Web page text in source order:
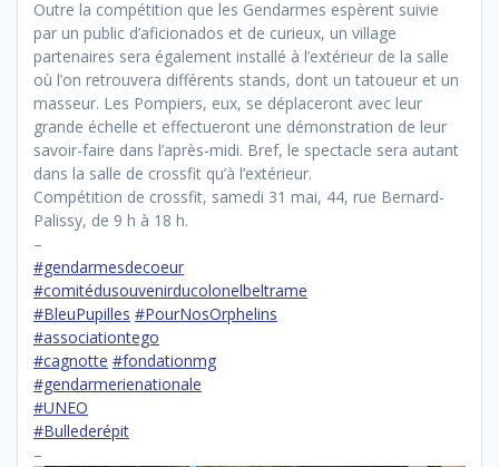
Outre la compétition que les Gendarmes espèrent suivie
par un public d’aficionados et de curieux, un village
partenaires sera également installé à l’extérieur de la salle
où l’on retrouvera différents stands, dont un tatoueur et un
masseur. Les Pompiers, eux, se déplaceront avec leur
grande échelle et effectueront une démonstration de leur
savoir-faire dans l’après-midi. Bref, le spectacle sera autant
dans la salle de crossfit qu’à l’extérieur.
Compétition de crossfit, samedi 31 mai, 44, rue Bernard-
Palissy, de 9 h à 18 h.
–
#gendarmesdecoeur
#comitédusouvenirducolonelbeltrame
#BleuPupilles #PourNosOrphelins
#associationtego
#cagnotte #fondationmg
#gendarmerienationale
#UNEO
#Bullederépit
–